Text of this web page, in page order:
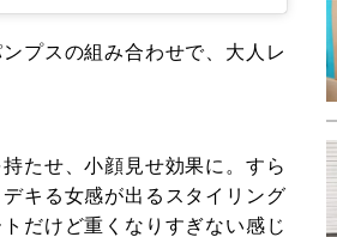
プスの組み合わせで、大人レ
たせ、小顔見せ効果に。すら
キる女感が出るスタイリング
だけど重くなりすぎない感じ